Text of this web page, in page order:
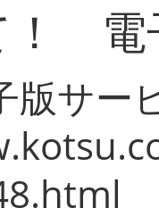
！ 電
版サー